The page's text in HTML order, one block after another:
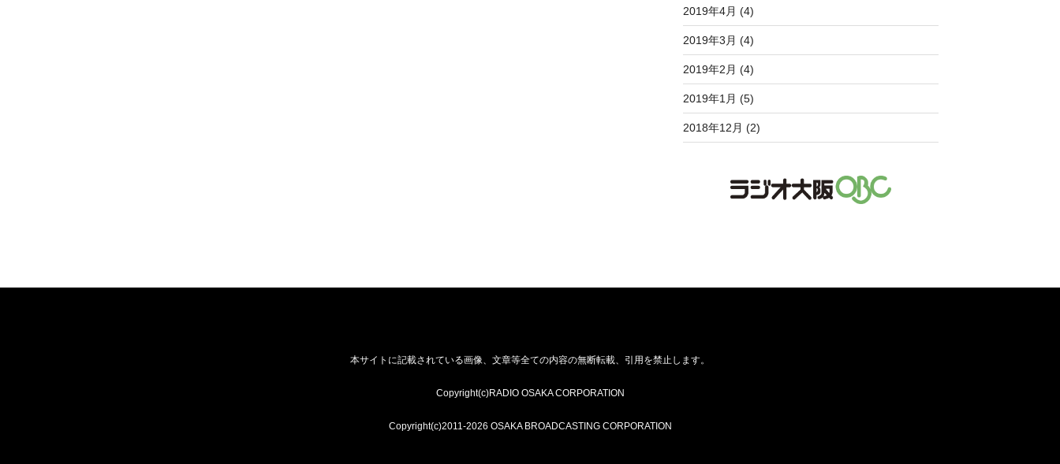
2019年4月 (4)
2019年3月 (4)
2019年2月 (4)
2019年1月 (5)
2018年12月 (2)
本サイトに記載されている画像、文章等全ての内容の無断転載、引用を禁止します。
Copyright(c)RADIO OSAKA CORPORATION
Copyright(c)2011-2026 OSAKA BROADCASTING CORPORATION